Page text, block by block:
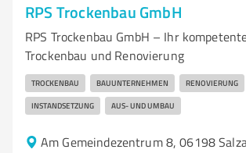
RPS Trockenbau GmbH
RPS Trockenbau GmbH – Ihr
Trockenbau und Renovierung
TROCKENBAU BAUUNTERNEHMEN RENOVIERUNG
INSTANDSETZUNG AUS- UND UMBAU
Am Gemeindezentrum 8, 06198